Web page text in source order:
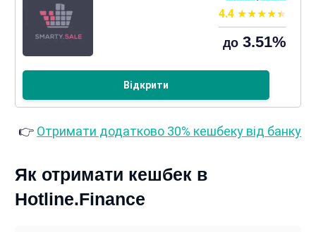
4.4
до 3.51%
Відкрити
👉 Отримати додатково 30% кешбеку від банку
Як отримати кешбек в
Hotline.Finance